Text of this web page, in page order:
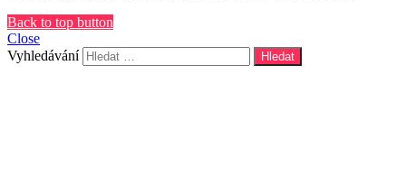
Back to top button
Close
Vyhledávání